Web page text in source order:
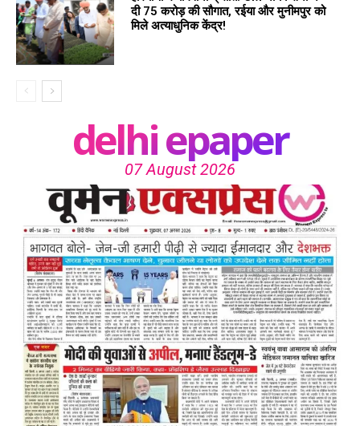
दी 75 करोड़ की सौगात, रईया और मुनीमपुर को
मिले अत्याधुनिक केंद्र!
delhi epaper
07 August 2026